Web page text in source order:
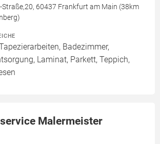
Straße,20, 60437 Frankfurt am Main (38km
Badezimmer,
Laminat, Parkett, Teppich,
Malermeister